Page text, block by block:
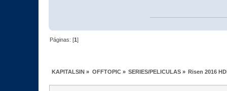
Páginas: [1]
KAPITALSIN » OFFTOPIC» SERIES/PELICULAS» Risen 2016